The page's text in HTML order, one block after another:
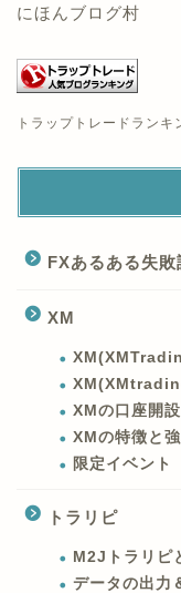
にほんブログ村
トラップトレードランキ
FXあるある失敗
XM
XMの口座開
XMの特徴と
限定イベント
トラリピ
M2Jトラリピ
データの出力